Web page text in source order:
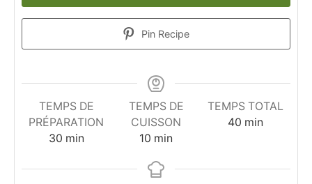
Pin Recipe
TEMPS DE
PRÉPARATION
30minutes
min
TEMPS DE
CUISSON
10 minutes
min
TEMPS TOTAL
40 minutes
min